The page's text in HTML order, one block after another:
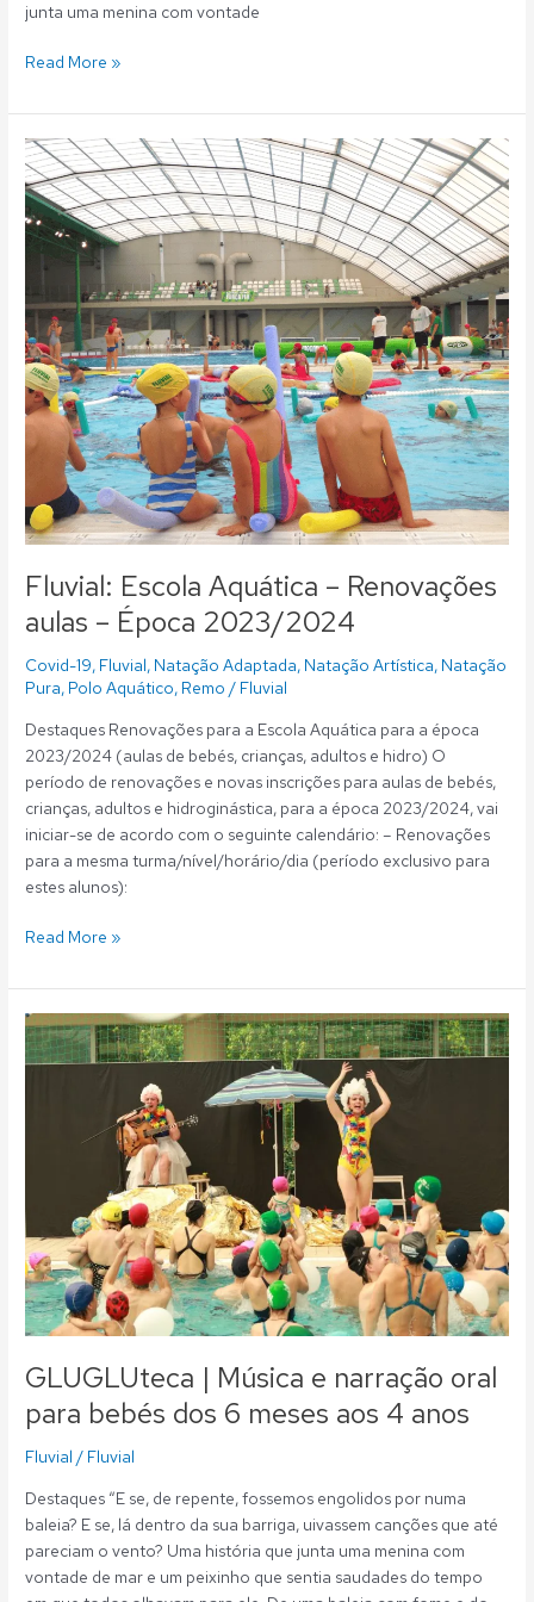
junta uma menina com vontade
Read More »
Fluvial: Escola Aquática – Renovações
aulas – Época 2023/2024
Covid-19, Fluvial, Natação Adaptada, Natação Artística, Natação
Pura, Polo Aquático, Remo / Fluvial
Destaques Renovações para a Escola Aquática para a época
2023/2024 (aulas de bebés, crianças, adultos e hidro) O
período de renovações e novas inscrições para aulas de bebés,
crianças, adultos e hidroginástica, para a época 2023/2024, vai
iniciar-se de acordo com o seguinte calendário: – Renovações
para a mesma turma/nível/horário/dia (período exclusivo para
estes alunos):
Fluvial:
Escola
Aquática
–
Renovações
–
Época
2023/2024
Read More »
GLUGLUteca | Música e narração oral
para bebés dos 6 meses aos 4 anos
Fluvial / Fluvial
Destaques “E se, de repente, fossemos engolidos por numa
baleia? E se, lá dentro da sua barriga, uivassem canções que até
pareciam o vento? Uma história que junta uma menina com
vontade de mar e um peixinho que sentia saudades do tempo
GLUGLUteca
|
dos
6
meses
aos
4
anos